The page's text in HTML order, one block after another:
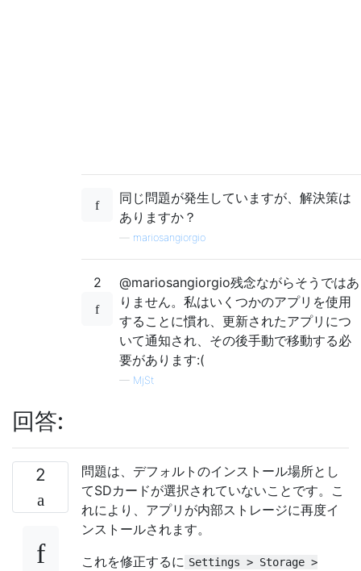
同じ問題が発生していますが、解決策は
ありますか？
mariosangiorgio
2
@mariosangiorgio残念ながらそうではあ
りません。私はいくつかのアプリを使用
することに慣れ、更新されたアプリにつ
いて通知され、その後手動で移動する必
要があります:(
— MjSt
回答:
2
問題は、デフォルトのインストール場所とし
てSDカードが選択されていないことです。こ
れにより、アプリが内部ストレージに再度イ
ンストールされます。
これを修正するに Settings > Storage >